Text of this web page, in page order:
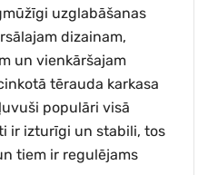
uzglabāšanas
dizainam,
un vienkāršajam
tērauda karkasa
populāri visā
ir izturīgi un stabili, tos
tiem ir regulējams